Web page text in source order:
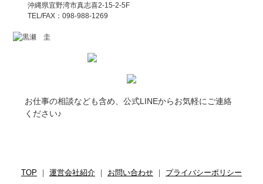
沖縄県宜野湾市真志喜2-15-2-5F
TEL/FAX：098-988-1269
お仕事の相談なども含め、公式LINEからお気軽にご連絡
ください♪
TOP ｜ 運営会社紹介 ｜ お問い合わせ ｜ プライバシーポリシー